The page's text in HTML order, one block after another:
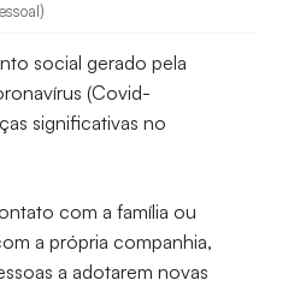
social gerado pela
(Covid-
significativas no
com a família ou
a própria companhia,
a adotarem novas